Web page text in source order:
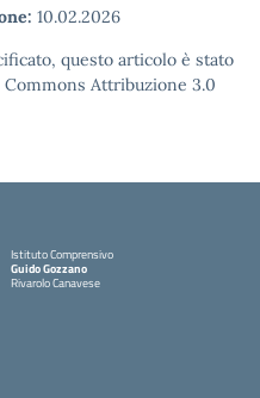
10.02.2026
questo articolo è stato
Attribuzione 3.0
Istituto Comprensivo
Guido Gozzano
Rivarolo Canavese